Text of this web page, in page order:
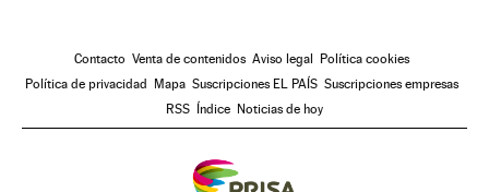
Contacto Venta de contenidos Aviso legal Política cookies
Política de privacidad Mapa Suscripciones EL PAÍS Suscripciones empresas
RSS Índice Noticias de hoy